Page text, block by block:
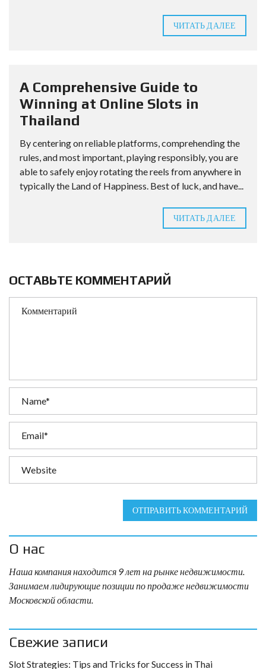
ЧИТАТЬ ДАЛЕЕ
A Comprehensive Guide to
Winning at Online Slots in
Thailand
By centering on reliable platforms, comprehending the
rules, and most important, playing responsibly, you are
able to safely enjoy rotating the reels from anywhere in
typically the Land of Happiness. Best of luck, and have...
ЧИТАТЬ ДАЛЕЕ
ОСТАВЬТЕ КОММЕНТАРИЙ
ОТПРАВИТЬ КОММЕНТАРИЙ
О нас
Наша компания находится 9 лет на рынке недвижимости.
Занимаем лидирующие позиции по продаже недвижимости
Московской области.
Свежие записи
Slot Strategies: Tips and Tricks for Success in Thai